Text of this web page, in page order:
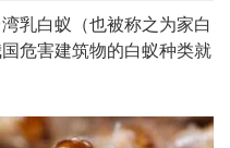
乳白蚁（也被称之为家白
危害建筑物的白蚁种类就